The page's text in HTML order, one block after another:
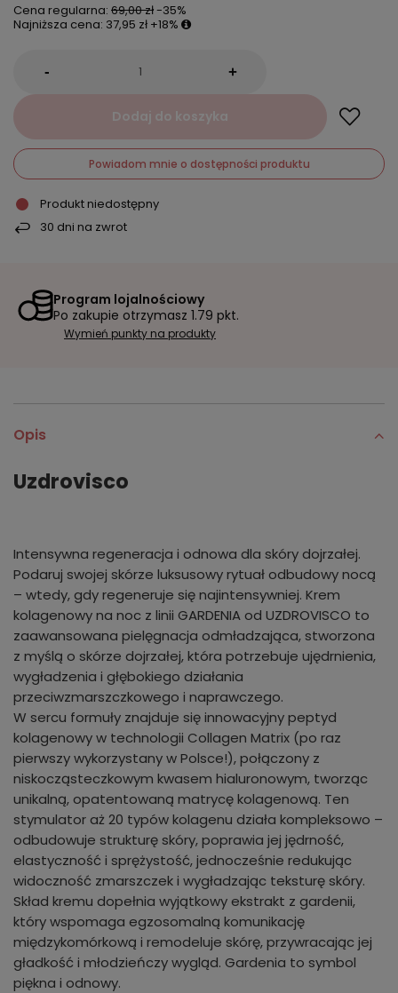
Cena regularna: 69,00 zł-35%
Najniższa cena: 37,95 zł +18%
- +
Dodaj do koszyka
Powiadom mnie o dostępności produktu
Produkt niedostępny
30 dni na zwrot
Program lojalnościowy
Po zakupie otrzymasz 1.79 pkt.
Wymień punkty na produkty
Opis
Uzdrovisco
Intensywna regeneracja i odnowa dla skóry dojrzałej.
Podaruj swojej skórze luksusowy rytuał odbudowy nocą
– wtedy, gdy regeneruje się najintensywniej. Krem
kolagenowy na noc z linii GARDENIA od UZDROVISCO to
zaawansowana pielęgnacja odmładzająca, stworzona
z myślą o skórze dojrzałej, która potrzebuje ujędrnienia,
wygładzenia i głębokiego działania
przeciwzmarszczkowego i naprawczego.
W sercu formuły znajduje się innowacyjny peptyd
kolagenowy w technologii Collagen Matrix (po raz
pierwszy wykorzystany w Polsce!), połączony z
niskocząsteczkowym kwasem hialuronowym, tworząc
unikalną, opatentowaną matrycę kolagenową. Ten
stymulator aż 20 typów kolagenu działa kompleksowo –
odbudowuje strukturę skóry, poprawia jej jędrność,
elastyczność i sprężystość, jednocześnie redukując
widoczność zmarszczek i wygładzając teksturę skóry.
Skład kremu dopełnia wyjątkowy ekstrakt z gardenii,
który wspomaga egzosomalną komunikację
międzykomórkową i remodeluje skórę, przywracając jej
gładkość i młodzieńczy wygląd. Gardenia to symbol
piękna i odnowy.